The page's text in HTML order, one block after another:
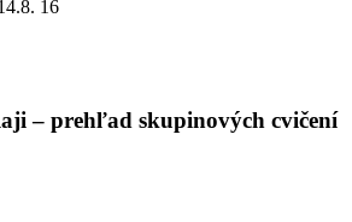
16
– prehľad skupinových cvičení